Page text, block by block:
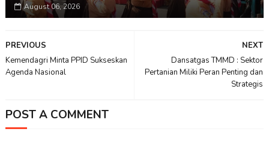
August 06, 2026
NEXT
Dansatgas TMMD : Sektor
Pertanian Miliki Peran Penting dan
Strategis
PREVIOUS
Kemendagri Minta PPID Sukseskan
Agenda Nasional
POST A COMMENT